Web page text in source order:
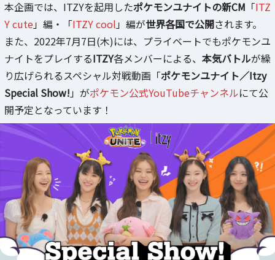
本企画では、ITZYを起用したポケモンユナイトの新CM 「ITZ
Y cute」編・「ITZY cool 」編が世界各国で公開されます。
また、2022年7月7日(木)には、プライベートでもポケモンユ
ナイトをプレイするITZY各メンバーによる、 本気バトルが繰
り広げられるスペシャル対戦動画「ポケモンユナイト／Itzy
Special Show! 」がポケモン公式YouTubeチャンネルにて公
開予定となっています！